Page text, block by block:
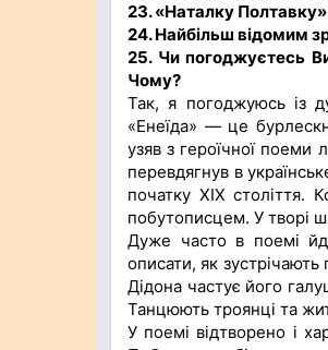
23. «Наталку
24. Найбільш відомим
25. Чи погоджуєтесь
Чому?
Так, я погоджуюсь із
«Енеїда» — це
узяв з героїчної
перевдягнув в
початку XIX століття.
побутописцем. У творі
Дуже часто в поемі
описати, як
Дідона частує його
Танцюють троянці та
У поемі відтворено і